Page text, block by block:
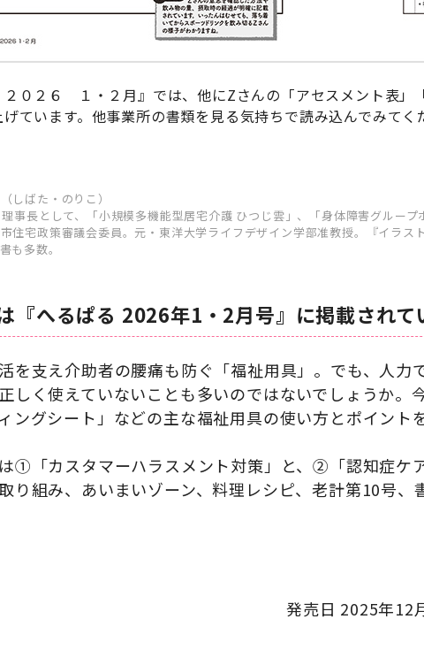
０２６ １・２月』では、他にZさんの「アセスメント表」
げています。他事業所の書類を見る気持ちで読み込んでみてく
しばた・のりこ）
事長として、「小規模多機能型居宅介護 ひつじ雲」、「身体障害グルー
住宅政策審議会委員。元・東洋大学ライフデザイン学部准教授。『イラ
も多数。
『へるぱる 2026年1・2月号』に掲載されて
を支え介助者の腰痛も防ぐ「福祉用具」。でも、人力
しく使えていないことも多いのではないでしょうか。
ングシート」などの主な福祉用具の使い方とポイント
①「カスタマーハラスメント対策」と、②「認知症ケ
り組み、あいまいゾーン、料理レシピ、老計第10号
発売日 2025年12